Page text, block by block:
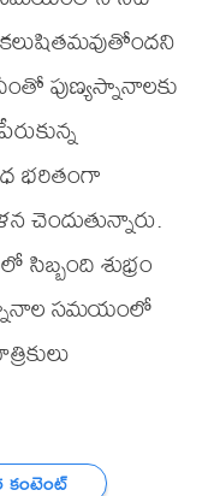
దీంతో పుణ్యస్నానాలకు
భరితంగా
చెందుతున్నారు.
శుభ్రం
సమయంలో
కంటెంట్